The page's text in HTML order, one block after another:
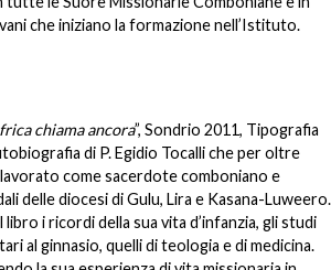
che iniziano la formazione nell’Istituto.
chiama ancora”, Sondrio 2011, Tipografia
di P. Egidio Tocalli che per oltre
come sacerdote comboniano e
delle diocesi di Gulu, Lira e Kasana-Luweero.
i ricordi della sua vita d’infanzia, gli studi
al ginnasio, quelli di teologia e di medicina.